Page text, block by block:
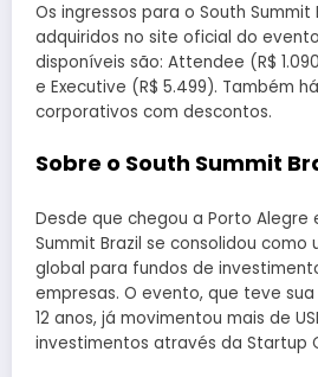
Os ingressos para o South
adquiridos no site oficial do
disponíveis são: Attendee (R$
e Executive (R$ 5.499). Também
corporativos com descontos.
Sobre o South Summit
Desde que chegou a Porto Alegre
Summit Brazil se consolidou
global para fundos de
empresas. O evento, que teve
12 anos, já movimentou mais de
investimentos através da Startup